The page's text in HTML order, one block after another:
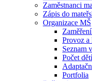
Zaměstnanci
Zápis do
Organizace MŠ
Provoz a
Seznam
Počet dětí
Portfolia